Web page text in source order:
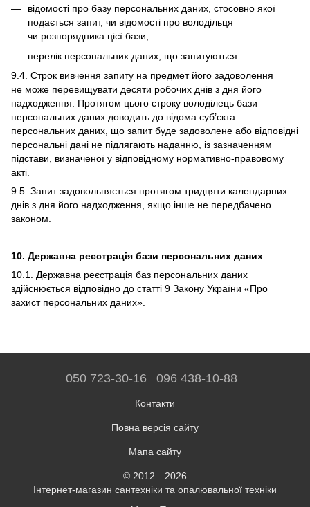
відомості про базу персональних даних, стосовно якої
подається запит, чи відомості про володільця
чи розпорядника цієї бази;
перелік персональних даних, що запитуються.
9.4. Строк вивчення запиту на предмет його задоволення
не може перевищувати десяти робочих днів з дня його
надходження. Протягом цього строку володілець бази
персональних даних доводить до відома суб’єкта
персональних даних, що запит буде задоволене або відповідні
персональні дані не підлягають наданню, із зазначенням
підстави, визначеної у відповідному нормативно-правовому
акті.
9.5. Запит задовольняється протягом тридцяти календарних
днів з дня його надходження, якщо інше не передбачено
законом.
10. Державна реєстрація бази персональних даних
10.1. Державна реєстрація баз персональних даних
здійснюється відповідно до статті 9 Закону України «Про
захист персональних даних».
050 723-30-16 096 438-10-88
Контакти
Повна версія сайту
Мапа сайту
© 2012—2026
Інтернет-магазин сантехніки та опалювальної техніки